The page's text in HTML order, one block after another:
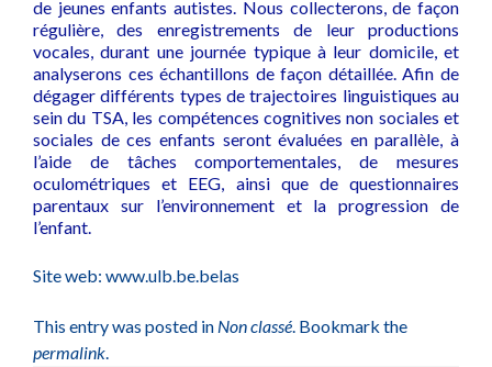
de jeunes enfants autistes. Nous collecterons, de façon
régulière, des enregistrements de leur productions
vocales, durant une journée typique à leur domicile, et
analyserons ces échantillons de façon détaillée. Afin de
dégager différents types de trajectoires linguistiques au
sein du TSA, les compétences cognitives non sociales et
sociales de ces enfants seront évaluées en parallèle, à
l’aide de tâches comportementales, de mesures
oculométriques et EEG, ainsi que de questionnaires
parentaux sur l’environnement et la progression de
l’enfant.
Site web: www.ulb.be.belas
This entry was posted in Non classé. Bookmark the
permalink.